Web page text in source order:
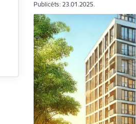
Publicēts: 23.01.2025.